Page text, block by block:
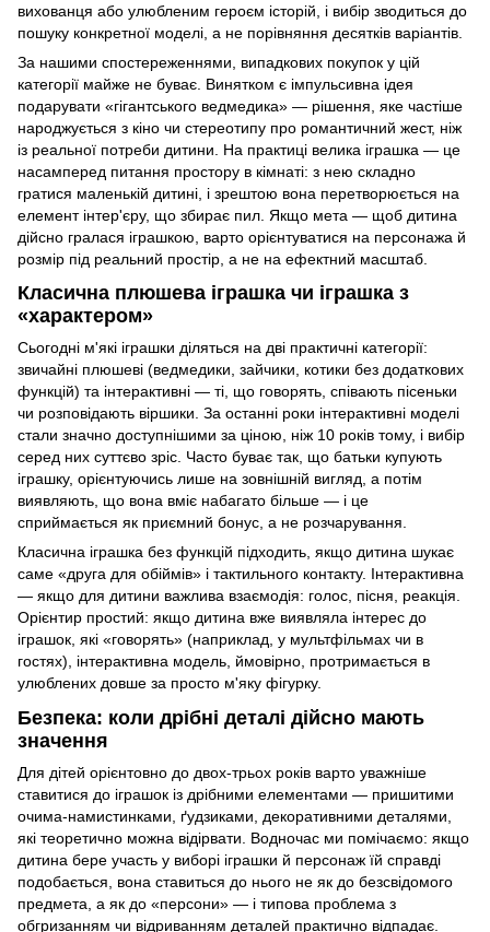
вихованця або улюбленим героєм історій, і вибір зводиться до
пошуку конкретної моделі, а не порівняння десятків варіантів.
За нашими спостереженнями, випадкових покупок у цій
категорії майже не буває. Винятком є імпульсивна ідея
подарувати «гігантського ведмедика» — рішення, яке частіше
народжується з кіно чи стереотипу про романтичний жест, ніж
із реальної потреби дитини. На практиці велика іграшка — це
насамперед питання простору в кімнаті: з нею складно
гратися маленькій дитині, і зрештою вона перетворюється на
елемент інтер'єру, що збирає пил. Якщо мета — щоб дитина
дійсно гралася іграшкою, варто орієнтуватися на персонажа й
розмір під реальний простір, а не на ефектний масштаб.
Класична плюшева іграшка чи іграшка з
«характером»
Сьогодні м'які іграшки діляться на дві практичні категорії:
звичайні плюшеві (ведмедики, зайчики, котики без додаткових
функцій) та інтерактивні — ті, що говорять, співають пісеньки
чи розповідають віршики. За останні роки інтерактивні моделі
стали значно доступнішими за ціною, ніж 10 років тому, і вибір
серед них суттєво зріс. Часто буває так, що батьки купують
іграшку, орієнтуючись лише на зовнішній вигляд, а потім
виявляють, що вона вміє набагато більше — і це
сприймається як приємний бонус, а не розчарування.
Класична іграшка без функцій підходить, якщо дитина шукає
саме «друга для обіймів» і тактильного контакту. Інтерактивна
— якщо для дитини важлива взаємодія: голос, пісня, реакція.
Орієнтир простий: якщо дитина вже виявляла інтерес до
іграшок, які «говорять» (наприклад, у мультфільмах чи в
гостях), інтерактивна модель, ймовірно, протримається в
улюблених довше за просто м'яку фігурку.
Безпека: коли дрібні деталі дійсно мають
значення
Для дітей орієнтовно до двох-трьох років варто уважніше
ставитися до іграшок із дрібними елементами — пришитими
очима-намистинками, ґудзиками, декоративними деталями,
які теоретично можна відірвати. Водночас ми помічаємо: якщо
дитина бере участь у виборі іграшки й персонаж їй справді
подобається, вона ставиться до нього не як до безсвідомого
предмета, а як до «персони» — і типова проблема з
обгризанням чи відриванням деталей практично відпадає.